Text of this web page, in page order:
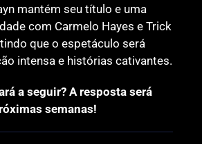
mantém seu título e uma
com Carmelo Hayes e Trick
que o espetáculo será
intensa e histórias cativantes.
a seguir? A resposta será
semanas!